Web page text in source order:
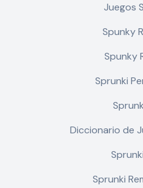
Juegos
Spunky
Spunky
Sprunki
Diccionario de
Sprunki